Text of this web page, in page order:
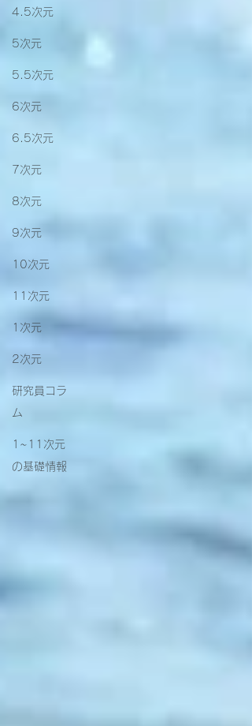
い。
4.5次元
5次元
5.5次元
6次元
6.5次元
7次元
8次元
9次元
10次元
11次元
1次元
2次元
研究員コラ
ム
1~11次元
の基礎情報